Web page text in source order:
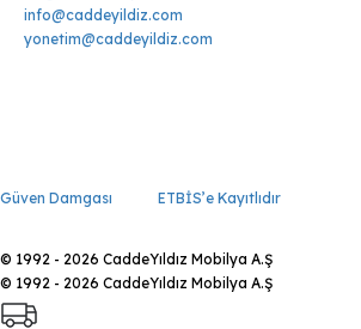
info@caddeyildiz.com
yonetim@caddeyildiz.com
Güven Damgası ETBİS’e Kayıtlıdır
© 1992 - 2026 CaddeYıldız Mobilya A.Ş
© 1992 - 2026 CaddeYıldız Mobilya A.Ş